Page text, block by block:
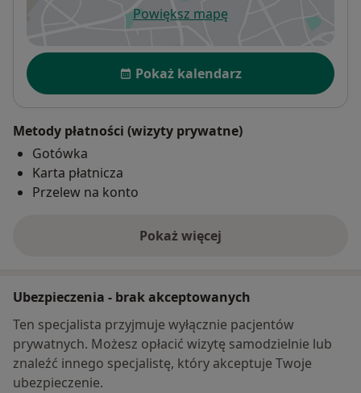
Powiększ mapęotwiera się w nowej karcie
Dostępność
Pokaż kalendarz
Metody płatności (wizyty prywatne)
Gotówka
Karta płatnicza
Przelew na konto
Pokaż więcej
o adresie
Ubezpieczenia - brak akceptowanych
Ten specjalista przyjmuje wyłącznie pacjentów
prywatnych. Możesz opłacić wizytę samodzielnie lub
znaleźć innego specjalistę, który akceptuje Twoje
ubezpieczenie.